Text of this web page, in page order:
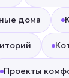
дома
Проекты